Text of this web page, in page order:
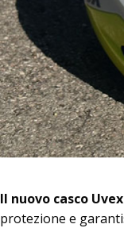
Il nuovo casco
protezione e